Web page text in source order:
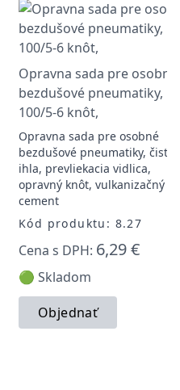
Opravna sada pre osobné
bezdušové pneumatiky,
100/5-6 knôt,
Opravna sada pre osobné
bezdušové pneumatiky,
ihla, prevliekacia vidlica,
opravný knôt, vulkanizačný
cement
Kód produktu: 8.27
Cena s DPH: 6,29 €
🟢 Skladom
Objednať